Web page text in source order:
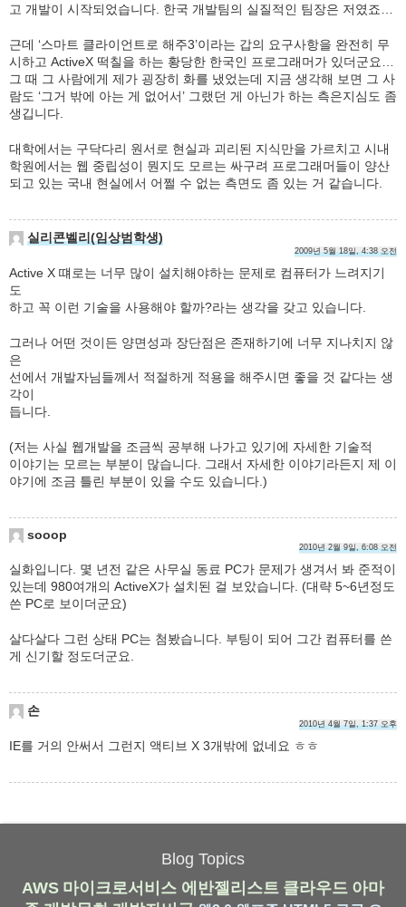
고 개발이 시작되었습니다. 한국 개발팀의 실질적인 팀장은 저였죠…
근데 ‘스마트 클라이언트로 해주3’이라는 갑의 요구사항을 완전히 무
시하고 ActiveX 떡칠을 하는 황당한 한국인 프로그래머가 있더군요…
그 때 그 사람에게 제가 굉장히 화를 냈었는데 지금 생각해 보면 그 사
람도 ‘그거 밖에 아는 게 없어서’ 그랬던 게 아닌가 하는 측은지심도 좀
생깁니다.
대학에서는 구닥다리 원서로 현실과 괴리된 지식만을 가르치고 시내
학원에서는 웹 중립성이 뭔지도 모르는 싸구려 프로그래머들이 양산
되고 있는 국내 현실에서 어쩔 수 없는 측면도 좀 있는 거 같습니다.
실리콘벨리(임상범학생)
2009년 5월 18일, 4:38 오전
Active X 떄로는 너무 많이 설치해야하는 문제로 컴퓨터가 느려지기
도
하고 꼭 이런 기술을 사용해야 할까?라는 생각을 갖고 있습니다.
그러나 어떤 것이든 양면성과 장단점은 존재하기에 너무 지나치지 않
은
선에서 개발자님들께서 적절하게 적용을 해주시면 좋을 것 같다는 생
각이
듭니다.
(저는 사실 웹개발을 조금씩 공부해 나가고 있기에 자세한 기술적
이야기는 모르는 부분이 많습니다. 그래서 자세한 이야기라든지 제 이
야기에 조금 틀린 부분이 있을 수도 있습니다.)
sooop
2010년 2월 9일, 6:08 오전
실화입니다. 몇 년전 같은 사무실 동료 PC가 문제가 생겨서 봐 준적이
있는데 980여개의 ActiveX가 설치된 걸 보았습니다. (대략 5~6년정도
쓴 PC로 보이더군요)
살다살다 그런 상태 PC는 첨봤습니다. 부팅이 되어 그간 컴퓨터를 쓴
게 신기할 정도더군요.
손
2010년 4월 7일, 1:37 오후
IE를 거의 안써서 그런지 액티브 X 3개밖에 없네요 ㅎㅎ
Blog Topics
AWS 마이크로서비스 에반젤리스트 클라우드 아마